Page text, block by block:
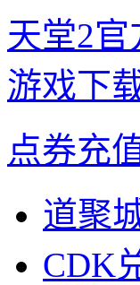
天堂2官
游戏下
点券充
道聚
CDK